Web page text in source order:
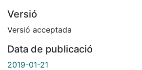
Versió
Versió acceptada
Data de publicació
2019-01-21